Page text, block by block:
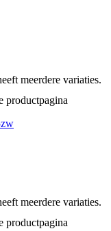
meerdere variaties.
productpagina
meerdere variaties.
productpagina